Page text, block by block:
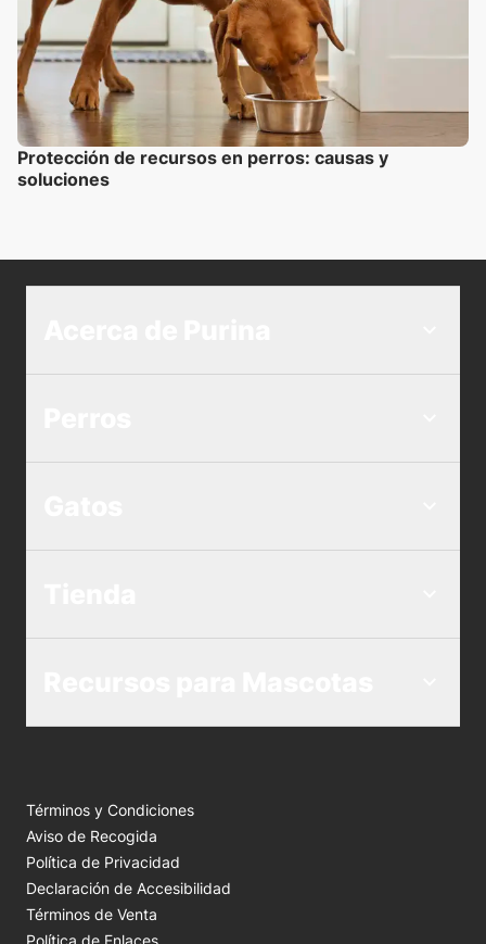
Protección de recursos en perros: causas y
soluciones
Términos y Condiciones
Aviso de Recogida
Política de Privacidad
Declaración de Accesibilidad
Términos de Venta
Política de Enlaces